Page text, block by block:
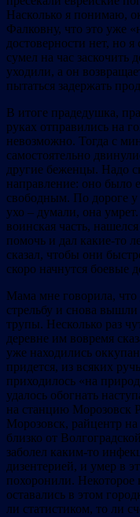
Насколько я понимаю,
Фалковну, что это уже
достоверности нет, но
сумел на час заскочить
уходили, а он
пытаться задержать
В итоге прадедушка,
руках отправились на
невозможно. Тогда с
самостоятельно
другие беженцы. Надо
направление: оно было
свободным. По дороге
ухо – думали, она
воинская часть,
помочь и дал какие-то
сказал, чтобы они
скоро начнутся боевые
Мама мне говорила,
стрельбу и снова
трупы. Несколько раз
деревне им вовремя
уже находились
придется, из всяких
приходилось «на
удалось обогнать
на станцию Морозовск
Морозовск, райцентр на
близко от
заболел каким-то
дизентерией, и умер в
похоронили. Некоторое
оставались в этом
ли статистиком, то ли